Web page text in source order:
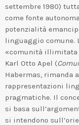
settembre 1980)
come fonte
potenzialità
linguaggio comune.
«comunità illimitata
Karl Otto Apel (
Habermas, rimanda
rappresentazioni
pragmatiche. Il
si basa
si intendono